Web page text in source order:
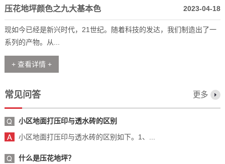
压花地坪颜色之九大基本色 2023-04-18
现如今已经是新兴时代，21世纪。随着科技的发达，我们制造出了一
系列的产物。从...
+ 查看详情 +
常见问答 更多
小区地面打压印与透水砖的区别
小区地面打压印与透水砖的区别如下。1、...
什么是压花地坪？